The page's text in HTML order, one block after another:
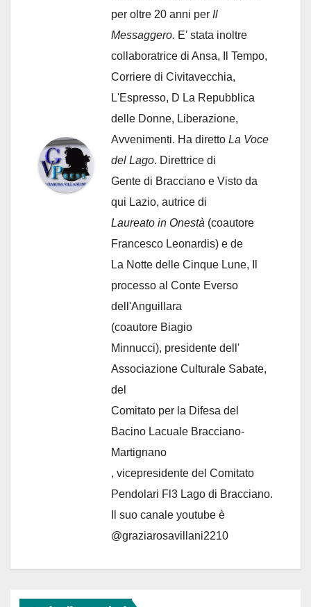
per oltre 20 anni per Il
Messaggero. E' stata inoltre
collaboratrice di Ansa, Il Tempo,
Corriere di Civitavecchia,
L'Espresso, D La Repubblica
delle Donne, Liberazione,
Avvenimenti. Ha diretto La Voce
del Lago. Direttrice di
Gente di Bracciano e Visto da
qui Lazio, autrice di
Laureato in Onestà (coautore
Francesco Leonardis) e de
La Notte delle Cinque Lune, Il
processo al Conte Everso
dell'Anguillara
(coautore Biagio
Minnucci), presidente dell'
Associazione Culturale Sabate,
del
Comitato per la Difesa del
Bacino Lacuale Bracciano-
Martignano
, vicepresidente del Comitato
Pendolari Fl3 Lago di Bracciano.
Il suo canale youtube è
@graziarosavillani2210